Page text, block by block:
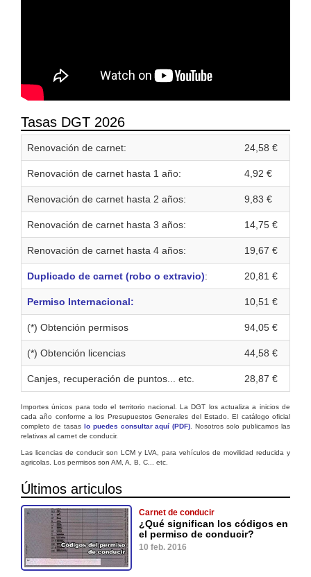
Tasas DGT 2026
Renovación de carnet: 24,58 €
Renovación de carnet hasta 1 año: 4,92 €
Renovación de carnet hasta 2 años: 9,83 €
Renovación de carnet hasta 3 años: 14,75 €
Renovación de carnet hasta 4 años: 19,67 €
Duplicado de carnet (robo o extravio): 20,81 €
Permiso Internacional: 10,51 €
(*) Obtención permisos 94,05 €
(*) Obtención licencias 44,58 €
Canjes, recuperación de puntos... etc. 28,87 €
Importes únicos para todo el territorio nacional. La DGT los actualiza a inicios de
cada año conforme a los Presupuestos Generales del Estado. El catálogo oficial
completo de tasas lo puedes consultar aquí (PDF). Nosotros solo publicamos las
relativas al carnet de conducir.
Las licencias de conducir son LCM y LVA, para vehículos de movilidad reducida y
agricolas. Los permisos son AM, A, B, C... etc.
Últimos articulos
Carnet de conducir
¿Qué significan los códigos en
el permiso de conducir?
10 feb. 2016